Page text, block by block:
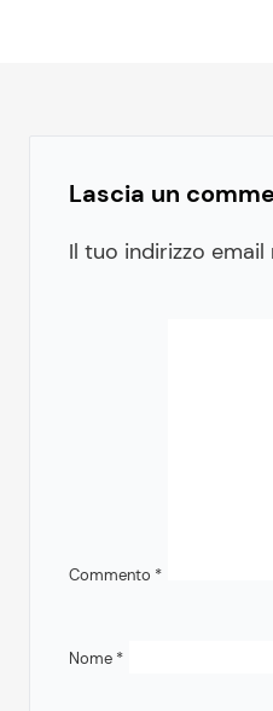
Lascia un
Il tuo indirizzo
Commento *
Nome *